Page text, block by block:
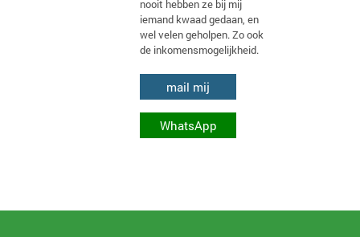
nooit hebben ze bij mij
iemand kwaad gedaan, en
wel velen geholpen. Zo ook
de inkomensmogelijkheid.
mail mij
WhatsApp